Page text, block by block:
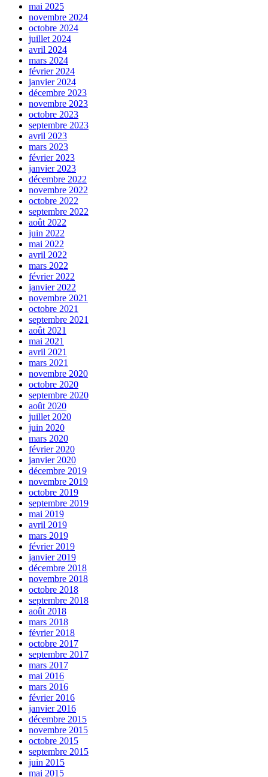
mai 2025
novembre 2024
octobre 2024
juillet 2024
avril 2024
mars 2024
février 2024
janvier 2024
décembre 2023
novembre 2023
octobre 2023
septembre 2023
avril 2023
mars 2023
février 2023
janvier 2023
décembre 2022
novembre 2022
octobre 2022
septembre 2022
août 2022
juin 2022
mai 2022
avril 2022
mars 2022
février 2022
janvier 2022
novembre 2021
octobre 2021
septembre 2021
août 2021
mai 2021
avril 2021
mars 2021
novembre 2020
octobre 2020
septembre 2020
août 2020
juillet 2020
juin 2020
mars 2020
février 2020
janvier 2020
décembre 2019
novembre 2019
octobre 2019
septembre 2019
mai 2019
avril 2019
mars 2019
février 2019
janvier 2019
décembre 2018
novembre 2018
octobre 2018
septembre 2018
août 2018
mars 2018
février 2018
octobre 2017
septembre 2017
mars 2017
mai 2016
mars 2016
février 2016
janvier 2016
décembre 2015
novembre 2015
octobre 2015
septembre 2015
juin 2015
mai 2015